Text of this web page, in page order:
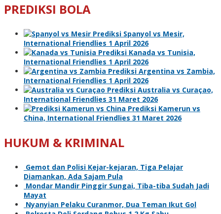
PREDIKSI BOLA
Prediksi Spanyol vs Mesir,
International Friendlies 1 April 2026
Prediksi Kanada vs Tunisia,
International Friendlies 1 April 2026
Prediksi Argentina vs Zambia,
International Friendlies 1 April 2026
Prediksi Australia vs Curaçao,
International Friendlies 31 Maret 2026
Prediksi Kamerun vs
China, International Friendlies 31 Maret 2026
HUKUM & KRIMINAL
Gemot dan Polisi Kejar-kejaran, Tiga Pelajar
Diamankan, Ada Sajam Pula
Mondar Mandir Pinggir Sungai, Tiba-tiba Sudah Jadi
Mayat
Nyanyian Pelaku Curanmor, Dua Teman Ikut Gol